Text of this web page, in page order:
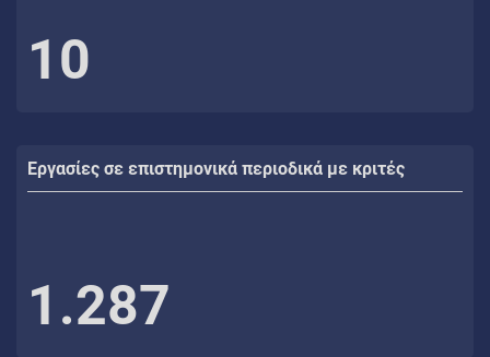
10
Εργασίες σε επιστημονικά περιοδικά με κριτές
1.287